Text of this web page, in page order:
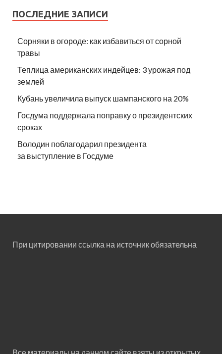
ПОСЛЕДНИЕ ЗАПИСИ
Сорняки в огороде: как избавиться от сорной
травы
Теплица американских индейцев: 3 урожая под
землей
Кубань увеличила выпуск шампанского на 20%
Госдума поддержала поправку о президентских
сроках
Володин поблагодарил президента
за выступление в Госдуме
При цитировании ссылка на источник обязательна